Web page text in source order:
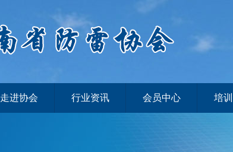
走进协会 行业资讯 会员中心 培